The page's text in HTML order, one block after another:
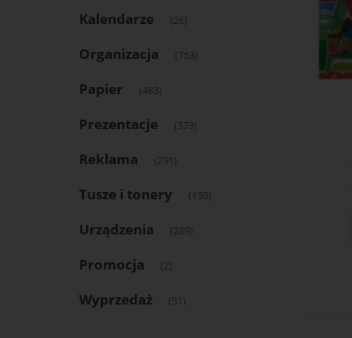
Kalendarze (26)
Organizacja (753)
Papier (483)
Prezentacje (373)
Reklama (291)
Tusze i tonery (136)
Urządzenia (289)
Promocja (2)
Wyprzedaż (51)